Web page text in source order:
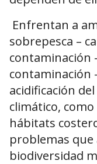
Enfrentan a
sobrepesca –
contaminación
contaminación
acidificación
climático,
hábitats
problemas que
biodiversidad